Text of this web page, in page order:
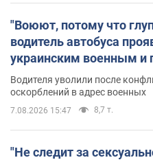
"Воюют, потому что
водитель автобуса
украинским военным и
Водителя уволили после
оскорблений в адрес военных
7.08.2026 15:47 8,7 т.
"Не следит за